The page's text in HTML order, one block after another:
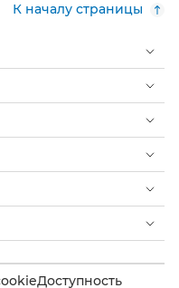
К началу страницы
Доступность